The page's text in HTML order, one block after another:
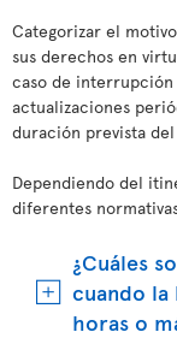
Categorizar el
sus derechos en
caso de
actualizaciones
duración prevista
Dependiendo del
diferentes
¿Cuáles
cuando la
horas o